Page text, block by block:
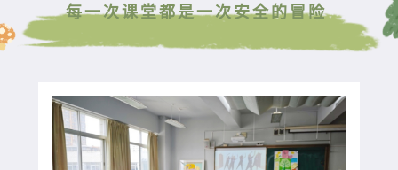
教师发展
建校120周年
每一次课堂都是一次安全的冒险